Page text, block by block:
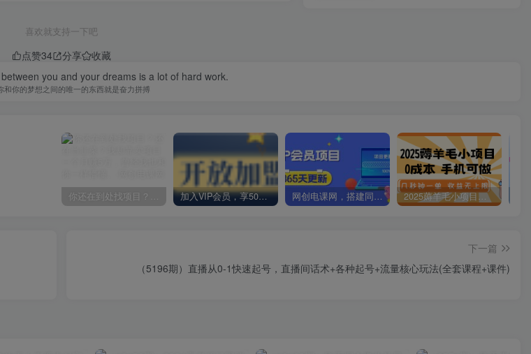
喜欢就支持一下吧
点赞34 分享
收藏
you and your dreams is a lot of hard work.
和你的梦想之间的唯一的东西就是奋力拼搏
你还在到处找项目？还在当韭菜？我却靠卖项目一个月赚5万，曾经我也和你一样懵懂。 加入VIP会员，享50%的推广提成，免费学习多种网上创业课程，菜鸟秒变大神！ 网创电课网，搭建同款知识付费资源网站，实现长期稳定被动收入~ 2025薅羊毛小项目，0成本 手机可做，几秒钟一单，收益无上限
下一篇
（5196期）直播从0-1快速起号，直播间话术+各种起号+流量核心玩法(全套课程+课件)